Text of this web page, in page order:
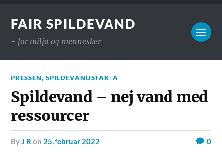
FAIR SPILDEVAND
- for miljø og mennesker
PRESSEN,SPILDEVANDSFAKTA
Spildevand – nej vand med
ressourcer
byJ R on 25. februar 2022 0